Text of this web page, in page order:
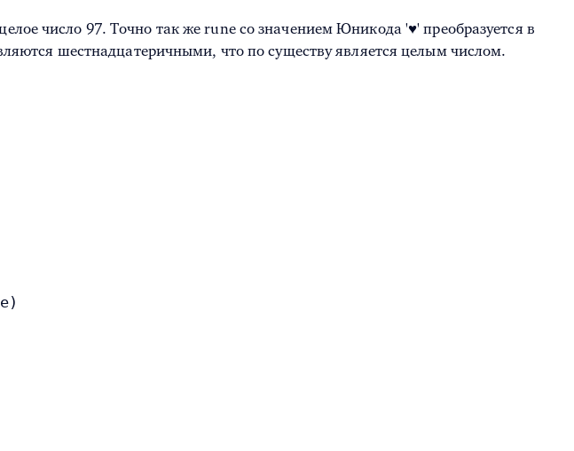
число 97. Точно так же rune со значением Юникода '♥' преобразуется в
шестнадцатеричными, что по существу является целым числом.